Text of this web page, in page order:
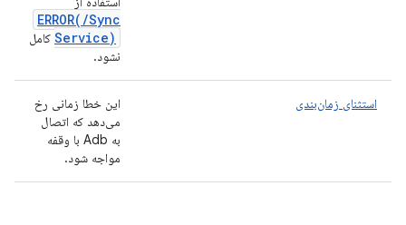
ERROR( /Sync
Service) کامل
نشود.
استثنای زمان‌بندی
این خطا زمانی رخ
می‌دهد که اتصال
به Adb با وقفه
مواجه شود.